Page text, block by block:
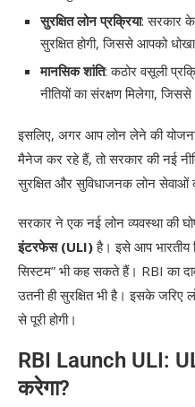
संभावित चार्जेज़ और फीस:
RBI Launch ULI:पर
तरीके:
सुरक्षित लोन प्रक्रिया: सरकार के
सुरक्षित होगी, जिससे आपको
मानसिक शांति: कठोर वसूली
नीतियों का संरक्षण मिलेगा,
इसलिए, अगर आप लोन लेने की योजना
मैनेज कर रहे हैं, तो सरकार की नई
सुरक्षित और सुविधाजनक लोन सेवाओं
सरकार ने एक नई लोन व्यवस्था की
इंटरफेस (ULI)है। इसे आप भारतीय
सिस्टम” भी कह सकते हैं। RBI का
उतनी ही सुरक्षित भी है। इसके जरिए
से पूरी होगी।
RBI Launch ULI:
करेगा?